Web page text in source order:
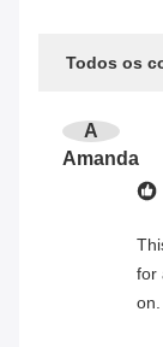
Todos os
A
Amanda
for